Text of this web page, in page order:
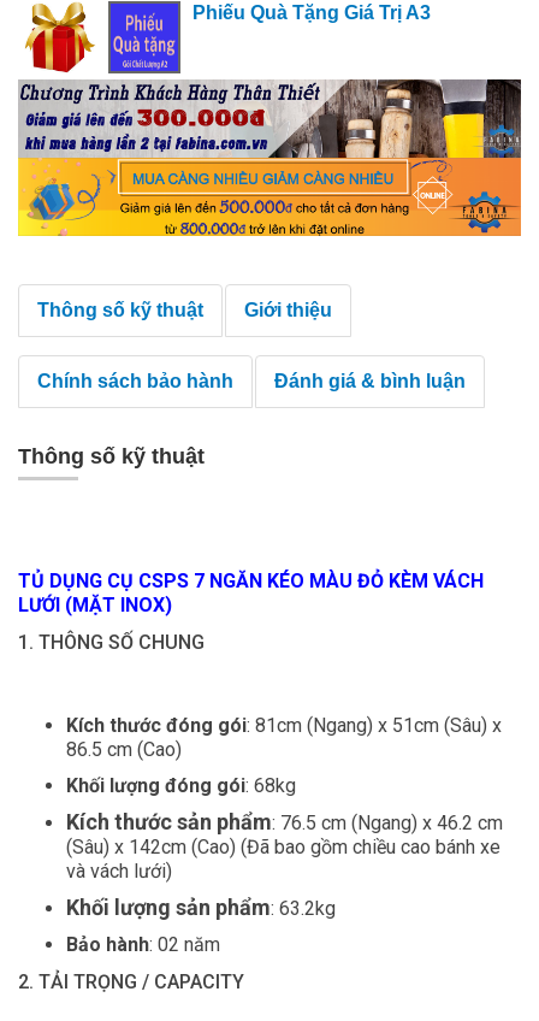
Phiếu Quà Tặng Giá Trị A3
Thông số kỹ thuật Giới thiệu
Chính sách bảo hành Đánh giá & bình luận
Thông số kỹ thuật
TỦ DỤNG CỤ CSPS 7 NGĂN KÉO MÀU ĐỎ KÈM VÁCH
LƯỚI (MẶT INOX)
1. THÔNG SỐ CHUNG
Kích thước đóng gói: 81cm (Ngang) x 51cm (Sâu) x
86.5 cm (Cao)
Khối lượng đóng gói: 68kg
Kích thước sản phẩm: 76.5 cm (Ngang) x 46.2 cm
(Sâu) x 142cm (Cao) (Đã bao gồm chiều cao bánh xe
và vách lưới)
Khối lượng sản phẩm: 63.2kg
Bảo hành: 02 năm
2. TẢI TRỌNG / CAPACITY